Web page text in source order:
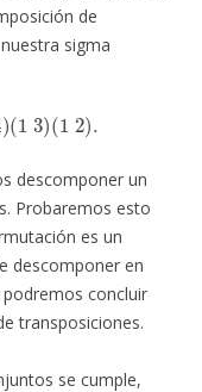
de
sigma
3)( 12).
descomponer un
Probaremos esto
es un
descomponer en
concluir
transposiciones.
se cumple,